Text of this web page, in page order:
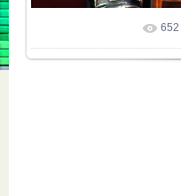
Размер 652